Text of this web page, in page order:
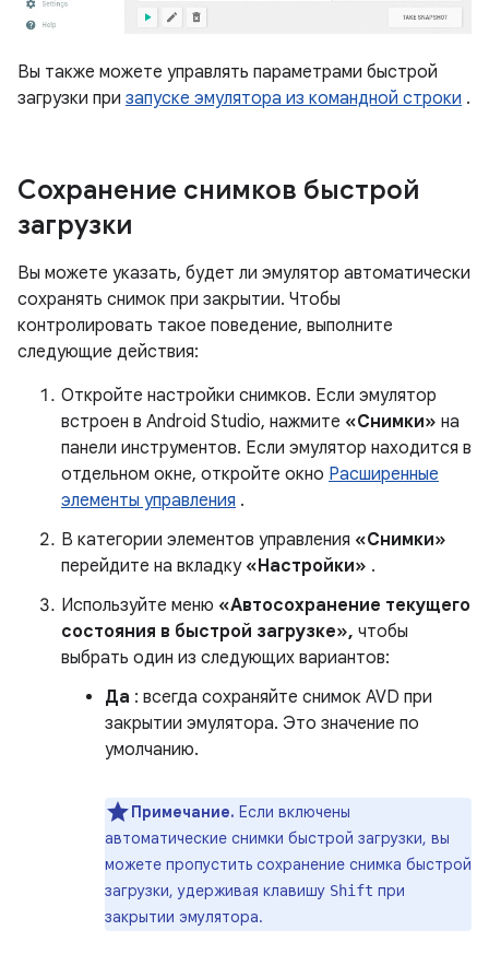
Вы также можете управлять параметрами быстрой
загрузки при запуске эмулятора из командной строки .
Сохранение снимков быстрой
загрузки
Вы можете указать, будет ли эмулятор автоматически
сохранять снимок при закрытии. Чтобы
контролировать такое поведение, выполните
следующие действия:
Откройте настройки снимков. Если эмулятор
встроен в Android Studio, нажмите «Снимки» на
панели инструментов. Если эмулятор находится в
отдельном окне, откройте окно Расширенные
элементы управления .
В категории элементов управления «Снимки»
перейдите на вкладку «Настройки» .
Используйте меню «Автосохранение текущего
состояния в быстрой загрузке», чтобы
выбрать один из следующих вариантов:
Да : всегда сохраняйте снимок AVD при
закрытии эмулятора. Это значение по
умолчанию.
Примечание. Если включены
автоматические снимки быстрой загрузки, вы
можете пропустить сохранение снимка быстрой
загрузки, удерживая клавишу Shift при
закрытии эмулятора.